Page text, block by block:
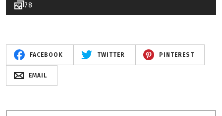
78
FACEBOOK TWITTER PINTEREST
EMAIL